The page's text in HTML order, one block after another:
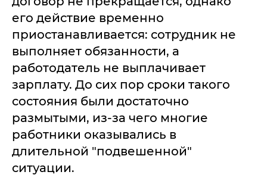
его действие временно
приостанавливается: сотрудник не
выполняет обязанности, а
работодатель не выплачивает
зарплату. До сих пор сроки такого
состояния были достаточно
размытыми, из-за чего многие
работники оказывались в
длительной "подвешенной"
ситуации.